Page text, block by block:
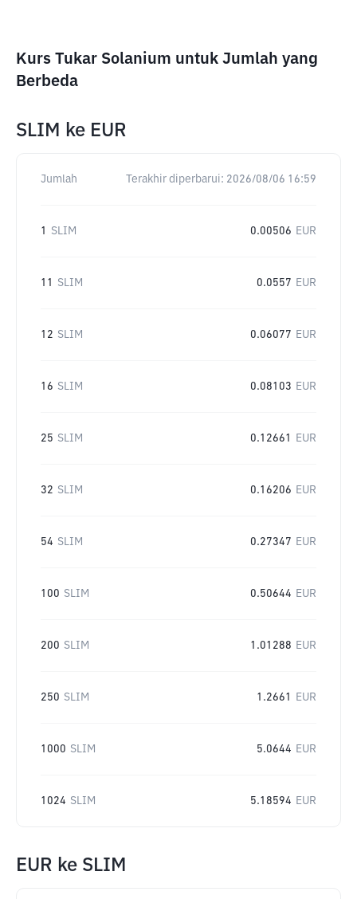
Kurs Tukar Solanium untuk Jumlah yang
Berbeda
SLIM ke EUR
Jumlah Terakhir diperbarui: 2026/08/06 16:59
1 SLIM 0.00506 EUR
11 SLIM 0.0557 EUR
12 SLIM 0.06077 EUR
16 SLIM 0.08103 EUR
25 SLIM 0.12661 EUR
32 SLIM 0.16206 EUR
54 SLIM 0.27347 EUR
100 SLIM 0.50644 EUR
200 SLIM 1.01288 EUR
250 SLIM 1.2661 EUR
1000 SLIM 5.0644 EUR
1024 SLIM 5.18594 EUR
EUR ke SLIM